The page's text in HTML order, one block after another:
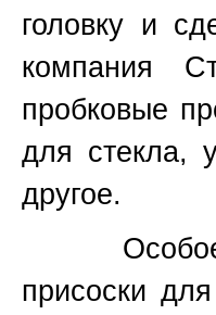
головку и
компания
пробковые
для стекла,
другое.
Особое
присоски